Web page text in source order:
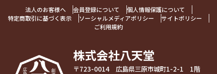
法人のお客様へ 会員登録について
個人情報保護について
特定商取引に基づく表示
ソーシャルメディアポリシー
サイトポリシー
ご利用規約
株式会社八天堂
〒723-0014 広島県三原市城町1-2-1 1階